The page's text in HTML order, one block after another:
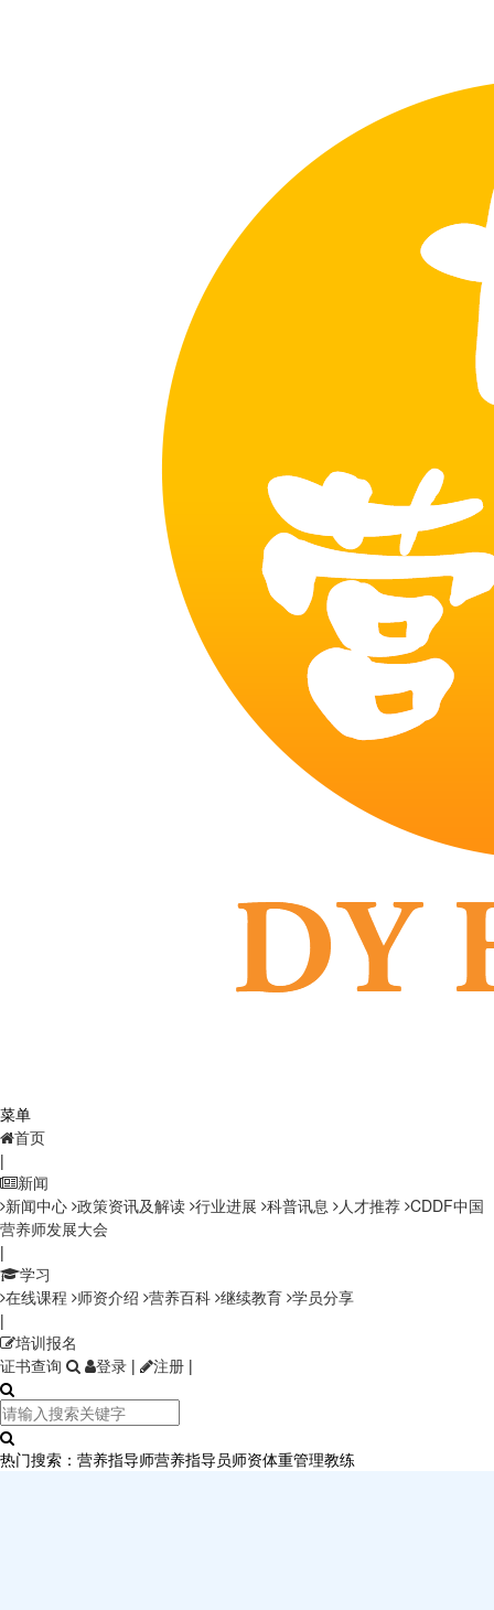
菜单
首页
|
新闻
新闻中心 政策资讯及解读 行业进展 科普讯息 人才推荐 CDDF中国
营养师发展大会
|
学习
在线课程 师资介绍 营养百科 继续教育 学员分享
|
培训报名
证书查询
登录 | 注册 |
热门搜索： 营养指导师营养指导员师资体重管理教练